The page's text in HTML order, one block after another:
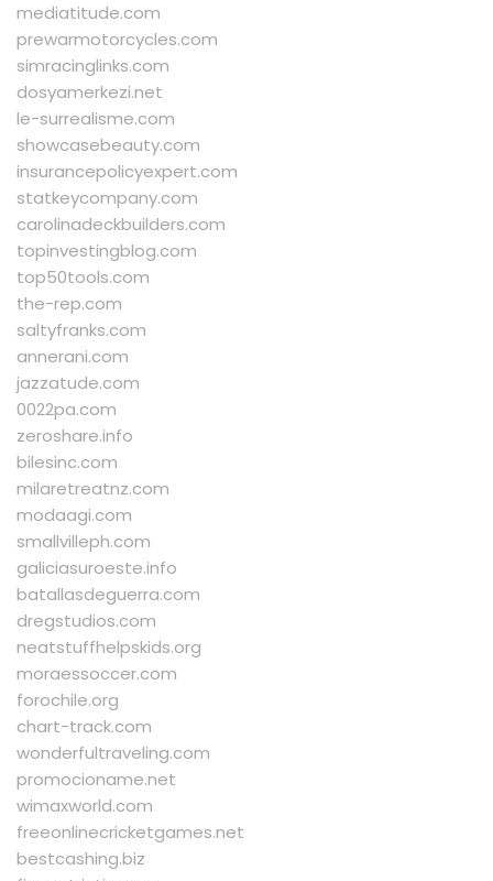
mediatitude.com
prewarmotorcycles.com
simracinglinks.com
dosyamerkezi.net
le-surrealisme.com
showcasebeauty.com
insurancepolicyexpert.com
statkeycompany.com
carolinadeckbuilders.com
topinvestingblog.com
top50tools.com
the-rep.com
saltyfranks.com
annerani.com
jazzatude.com
0022pa.com
zeroshare.info
bilesinc.com
milaretreatnz.com
modaagi.com
smallvilleph.com
galiciasuroeste.info
batallasdeguerra.com
dregstudios.com
neatstuffhelpskids.org
moraessoccer.com
forochile.org
chart-track.com
wonderfultraveling.com
promocioname.net
wimaxworld.com
freeonlinecricketgames.net
bestcashing.biz